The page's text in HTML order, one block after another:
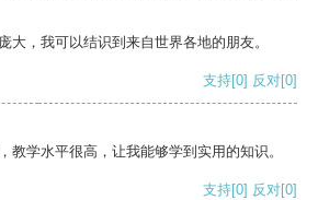
大，我可以结识到来自世界各地的朋友。
支持[0] 反对[0]
教学水平很高，让我能够学到实用的知识。
支持[0] 反对[0]